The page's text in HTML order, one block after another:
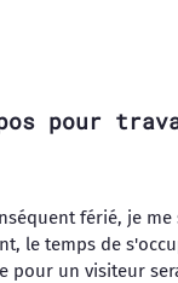
pour
férié, je
le temps de
pour un visiteur